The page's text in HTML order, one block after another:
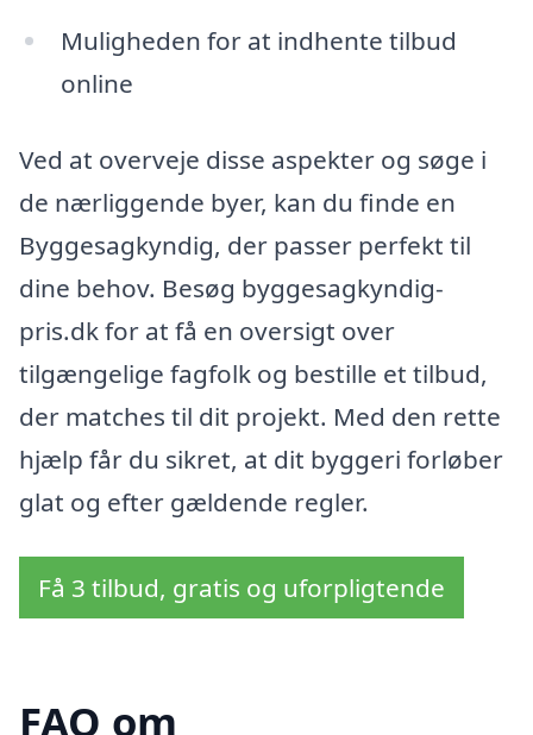
Muligheden for at indhente tilbud
online
Ved at overveje disse aspekter og søge i
de nærliggende byer, kan du finde en
Byggesagkyndig, der passer perfekt til
dine behov. Besøg byggesagkyndig-
pris.dk for at få en oversigt over
tilgængelige fagfolk og bestille et tilbud,
der matches til dit projekt. Med den rette
hjælp får du sikret, at dit byggeri forløber
glat og efter gældende regler.
Få 3 tilbud, gratis og uforpligtende
FAQ om